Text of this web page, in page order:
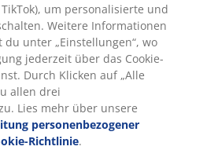
um personalisierte und
Weitere Informationen
unter „Einstellungen“, wo
jederzeit über das Cookie-
Durch Klicken auf „Alle
allen drei
Lies mehr über unsere
personenbezogener
Richtlinie.